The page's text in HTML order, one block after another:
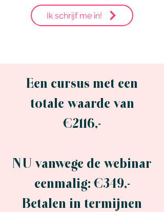
Ik schrijf me in!
Een cursus met een
totale waarde van
€2116,-
NU vanwege de webinar
eenmalig: €349,-
Betalen in termijnen